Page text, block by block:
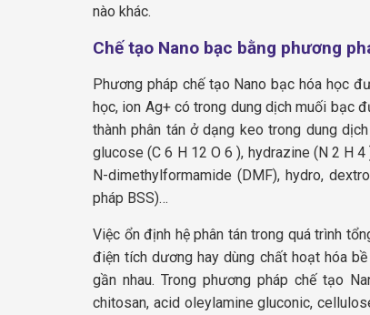
nào khác.
Chế tạo Nano bạc bằng phương
Phương pháp chế tạo Nano bạc hóa học
học, ion Ag+ có trong dung dịch muối bạc
thànhphân tán ở dạng keo trong dung
glucose (C6 H 12 O6 ), hydrazine (N 2 H4
N-dimethylformamide (DMF), hydro,
pháp BSS)…
Việc ổn định hệ phân tán trong quá trình
điện tích dương hay dùng chất hoạt hóa
gần nhau. Trong phương pháp chế tạo
chitosan, acid oleylamine gluconic,